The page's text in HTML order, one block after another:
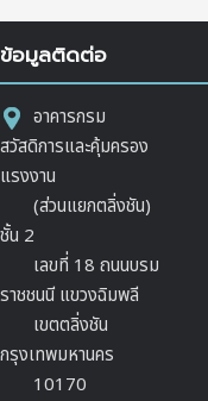
ข้อมูลติดต่อ
อาคารกรม
สวัสดิการและคุ้มครอง
แรงงาน
(ส่วนแยกตลิ่งชัน)
ชั้น 2
เลขที่ 18 ถนนบรม
ราชชนนี แขวงฉิมพลี
เขตตลิ่งชัน
กรุงเทพมหานคร
10170